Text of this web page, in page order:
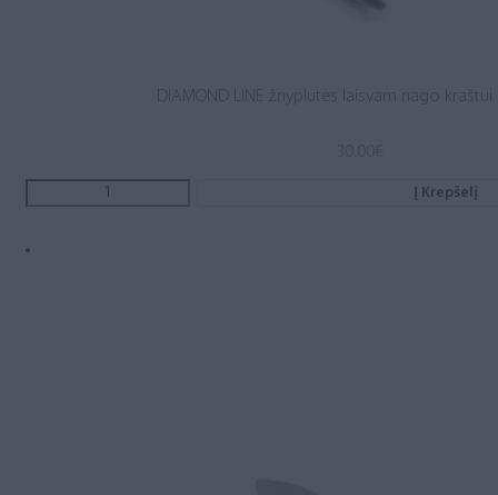
DIAMOND LINE žnyplutės laisvam nago kraštui
Į Krepšelį